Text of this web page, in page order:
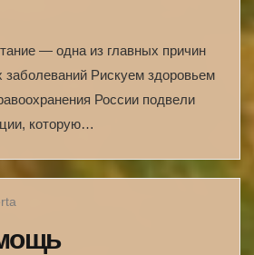
— одна из главных причин
заболеваний Рискуем здоровьем
России подвели
которую…